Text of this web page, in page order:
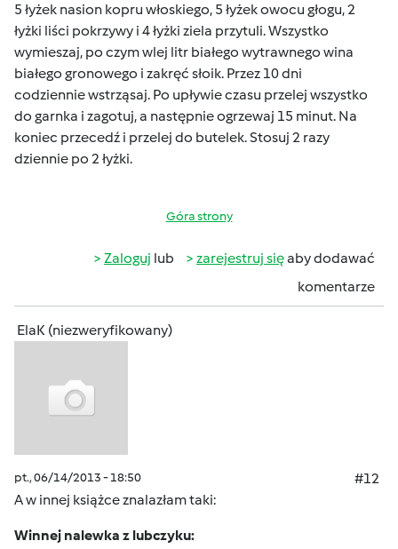
5 łyżek nasion kopru włoskiego, 5 łyżek owocu głogu, 2
łyżki liści pokrzywy i 4 łyżki ziela przytuli. Wszystko
wymieszaj, po czym wlej litr białego wytrawnego wina
białego gronowego i zakręć słoik. Przez 10 dni
codziennie wstrząsaj. Po upływie czasu przelej wszystko
do garnka i zagotuj, a następnie ogrzewaj 15 minut. Na
koniec przecedź i przelej do butelek. Stosuj 2 razy
dziennie po 2 łyżki.
Góra strony
Zaloguj lub zarejestruj sięaby dodawać
komentarze
ElaK (niezweryfikowany)
pt., 06/14/2013 - 18:50
#12
A w innej książce znalazłam taki:
Winnej nalewka z lubczyku: